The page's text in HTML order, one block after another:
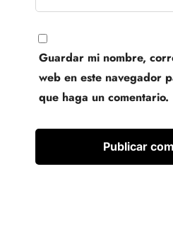
Guardar mi nombre,
web en este navegador
que haga un comentario.